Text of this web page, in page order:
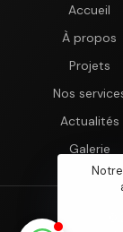
Accueil
À propos
Projets
Nos
Actualités
Galerie